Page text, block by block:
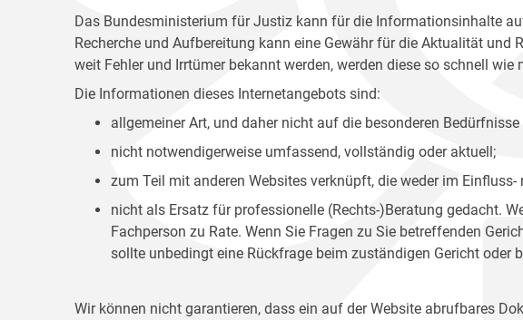
Das Bundesministerium für Justiz kann für die Informationsinhalte
Recherche und Aufbereitung kann eine Gewähr für die Aktualität
weit Fehler und Irrtümer bekannt werden, werden diese so schnell wie
Die Informationen dieses Internetangebots sind:
allgemeiner Art, und daher nicht auf die besonderen
nicht notwendigerweise umfassend, vollständig oder aktuell;
zum Teil mit anderen Websites verknüpft, die weder im
nicht als Ersatz für professionelle (Rechts-)Beratung gedacht.
Fachperson zu Rate. Wenn Sie Fragen zu Sie betreffenden
sollte unbedingt eine Rückfrage beim zuständigen Gericht oder
Wir können nicht garantieren, dass ein auf der Website abrufbares